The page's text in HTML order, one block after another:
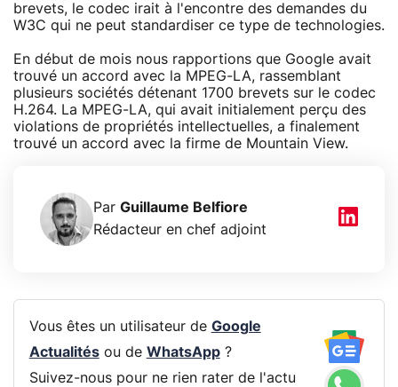
brevets, le codec irait à l'encontre des demandes du
W3C qui ne peut standardiser ce type de technologies.
En début de mois nous rapportions que Google avait
trouvé un accord avec la MPEG-LA, rassemblant
plusieurs sociétés détenant 1700 brevets sur le codec
H.264. La MPEG-LA, qui avait initialement perçu des
violations de propriétés intellectuelles, a finalement
trouvé un accord avec la firme de Mountain View.
Par Guillaume Belfiore
Rédacteur en chef adjoint
Vous êtes un utilisateur de Google
Actualitésou de WhatsApp?
Suivez-nous pour ne rien rater de l'actu